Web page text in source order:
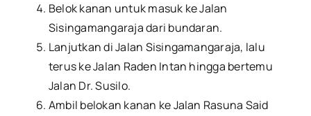
Belok kanan untuk masuk ke Jalan
Sisingamangaraja dari bundaran.
Lanjutkan di Jalan Sisingamangaraja, lalu
terus ke Jalan Raden Intan hingga bertemu
Jalan Dr. Susilo.
Ambil belokan kanan ke Jalan Rasuna Said